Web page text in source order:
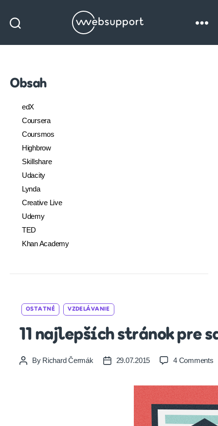
Websupport
Obsah
edX
Coursera
Coursmos
Highbrow
Skillshare
Udacity
Lynda
Creative Live
Udemy
TED
Khan Academy
OSTATNÉ VZDELÁVANIE
11 najlepších stránok pre
PostBy Richard Čermák
Post29.07.2015 4 Comments